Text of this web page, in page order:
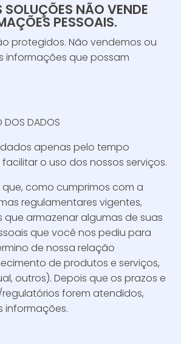
SOLUÇÕES NÃO VENDE
PESSOAIS.
protegidos. Não vendemos ou
informações que possam
DOS DADOS
apenas pelo tempo
o uso dos nossos serviços.
como cumprimos com a
regulamentares vigentes,
que armazenar algumas de suas
que você nos pediu para
de nossa relação
de produtos e serviços,
outros). Depois que os prazos e
forem atendidos,
informações.